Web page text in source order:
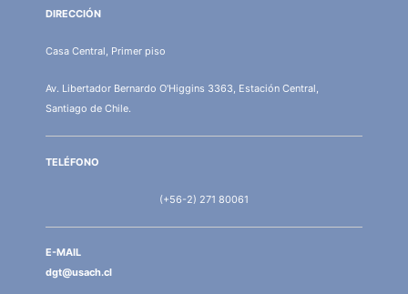
DIRECCIÓN
Casa Central, Primer piso
Av. Libertador Bernardo O'Higgins 3363, Estación Central,
Santiago de Chile.
TELÉFONO
(+56-2) 271 80061
E-MAIL
dgt@usach.cl